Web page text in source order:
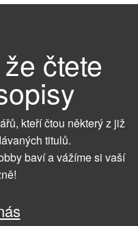
čtete
kteří čtou některý z již
titulů.
baví a vážíme si vaší